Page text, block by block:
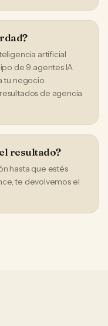
artificial
de 9 agentes IA
tu negocio.
de agencia
resultado?
hasta que estés
te devolvemos el